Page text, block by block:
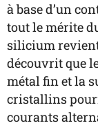
à base d’un
tout le mérite
silicium
découvrit que
métal fin et la
cristallins
courants